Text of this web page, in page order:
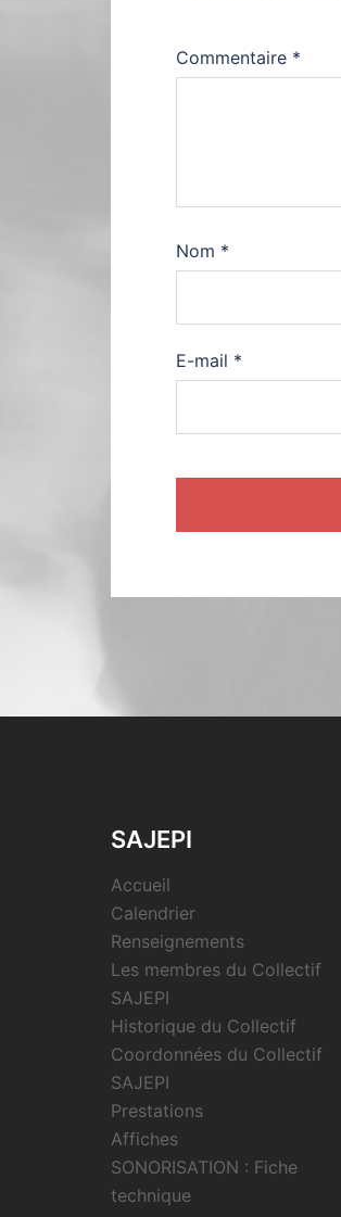
Commentaire *
Nom *
E-mail *
SAJEPI
Accueil
Calendrier
Renseignements
Les membres du Collectif
SAJEPI
Historique du Collectif
Coordonnées du Collectif
SAJEPI
Prestations
Affiches
SONORISATION : Fiche
technique